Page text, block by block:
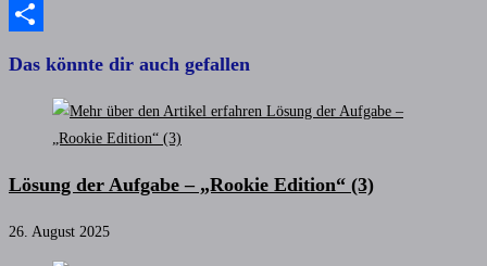
Copy
Das könnte dir auch gefallen
Lösung der Aufgabe – „Rookie Edition“ (3)
26. August 2025